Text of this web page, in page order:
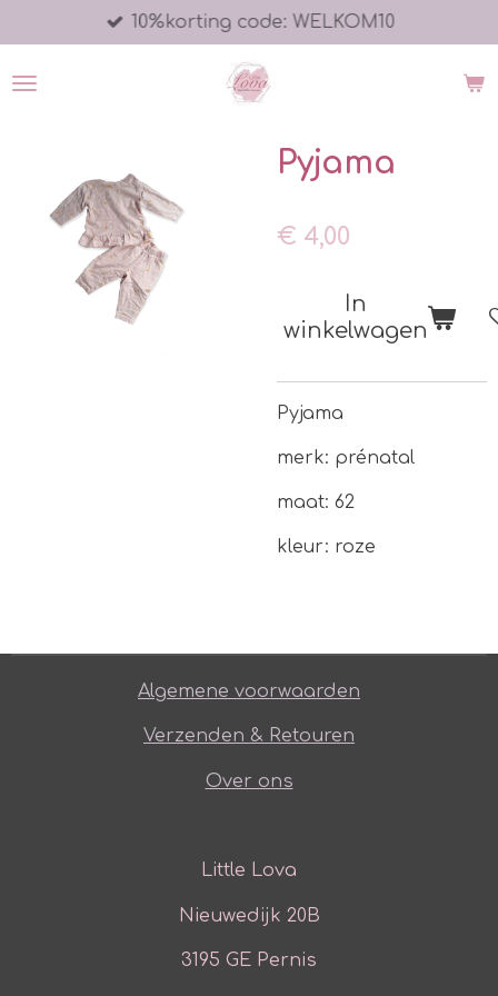
direct
naar
10%korting code: WELKOM10
Pyjama
€ 4,00
In
winkelwagen
Pyjama
merk: prénatal
maat: 62
kleur: roze
Algemene voorwaarden
Verzenden & Retouren
Over ons
Little Lova
Nieuwedijk 20B
3195 GE Pernis